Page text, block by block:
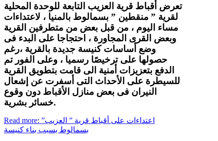
تعرض أقباط قرية العزيب التابعة للوحدة المحلية
لقرية ” منقطين ” بسمالوط بالمنيا ، لاعتداءات
مساء اليوم ، من قبل بعض من متطرفين القرية
وبعض القرى المجاورة ، احتجاجا على البدء فى
وضع أساسات كنيسة جديدة بالقرية ،رغم
حصولها على ترخيصًا رسميا ، وعلى الفور تم
الدفع بتعزيزات أمنية الى قامت بتطويق القرية
للسيطرة على الأحداث التى أسفرت عن إشعال
النيران فى بعض منازل الأقباط دون وقوع
خسائر بشرية.
Read more: اعتداءات على أقباط قرية ” العزيب”
بسمالوط بسبب بناء كنيسة